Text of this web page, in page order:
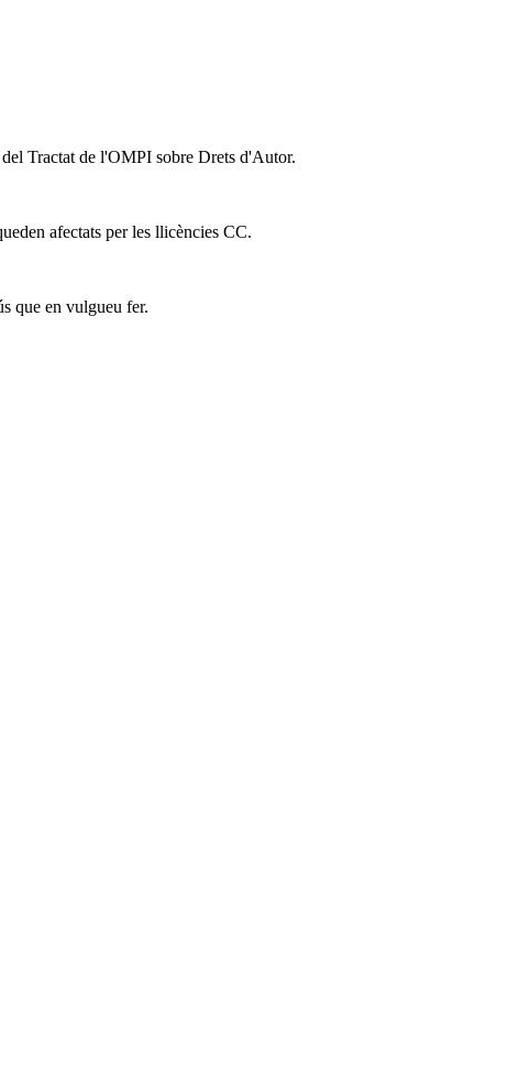
Tractat de l'OMPI sobre Drets d'Autor.
afectats per les llicències CC.
que en vulgueu fer.